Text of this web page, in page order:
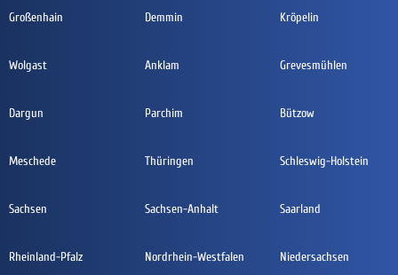
Großenhain Demmin Kröpelin
Wolgast Anklam Grevesmühlen
Dargun Parchim Bützow
Meschede Thüringen Schleswig-Holstein
Sachsen Sachsen-Anhalt Saarland
Rheinland-Pfalz Nordrhein-Westfalen Niedersachsen